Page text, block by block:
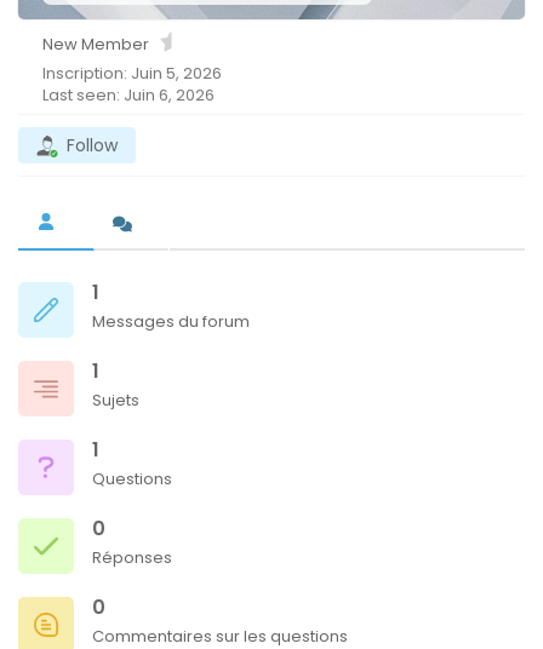
New Member
Inscription: Juin 5, 2026
Last seen: Juin 6, 2026
Follow
1
Messages du forum
1
Sujets
1
Questions
0
Réponses
0
Commentaires sur les questions